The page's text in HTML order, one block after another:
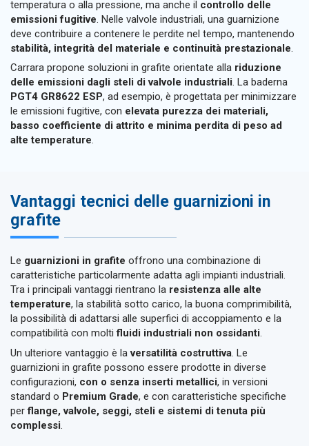
temperatura o alla pressione, ma anche il controllo delle
emissioni fugitive. Nelle valvole industriali, una guarnizione
deve contribuire a contenere le perdite nel tempo, mantenendo
stabilità, integrità del materiale e continuità prestazionale.
Carrara propone soluzioni in grafite orientate alla riduzione
delle emissioni dagli steli di valvole industriali. La baderna
PGT4 GR8622 ESP, ad esempio, è progettata per minimizzare
le emissioni fugitive, con elevata purezza dei materiali,
basso coefficiente di attrito e minima perdita di peso ad
alte temperature.
Vantaggi tecnici delle guarnizioni in
grafite
Le guarnizioni in grafite offrono una combinazione di
caratteristiche particolarmente adatta agli impianti industriali.
Tra i principali vantaggi rientrano la resistenza alle alte
temperature, la stabilità sotto carico, la buona comprimibilità,
la possibilità di adattarsi alle superfici di accoppiamento e la
compatibilità con moltifluidi industriali non ossidanti.
Un ulteriore vantaggio è laversatilità costruttiva. Le
guarnizioni in grafite possono essere prodotte in diverse
configurazioni, con o senza inserti metallici, in versioni
standard o Premium Grade, e con caratteristiche specifiche
perflange, valvole, seggi, steli e sistemi di tenuta più
complessi.